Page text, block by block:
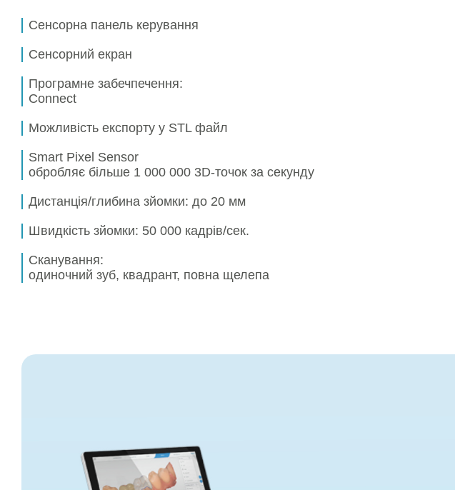
Сенсорна панель керування
Сенсорний екран
Програмне забечпечення:
Connect
Можливість експорту у STL файл
Smart Pixel Sensor
обробляє більше 1 000 000 3D-точок за секунду
Дистанція/глибина зйомки: до 20 мм
Швидкість зйомки: 50 000 кадрів/сек.
Сканування:
одиночний зуб, квадрант, повна щелепа